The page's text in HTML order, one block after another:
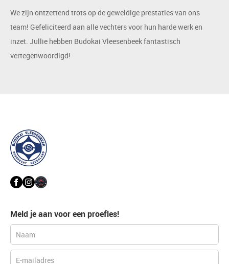
We zijn ontzettend trots op de geweldige prestaties van ons
team! Gefeliciteerd aan alle vechters voor hun harde werk en
inzet. Jullie hebben Budokai Vleesenbeek fantastisch
vertegenwoordigd!
Meld je aan voor een proefles!